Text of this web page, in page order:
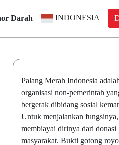
Darah INDONESIA
Palang Merah Indonesia adalah
organisasi non-pemerintah
bergerak dibidang sosial
Untuk menjalankan
membiayai dirinya dari donasi
masyarakat. Bukti gotong